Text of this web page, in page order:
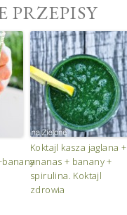
PRZEPISY
Koktajl kasza jaglana +
ananas + banany +
spirulina. Koktajl
zdrowia